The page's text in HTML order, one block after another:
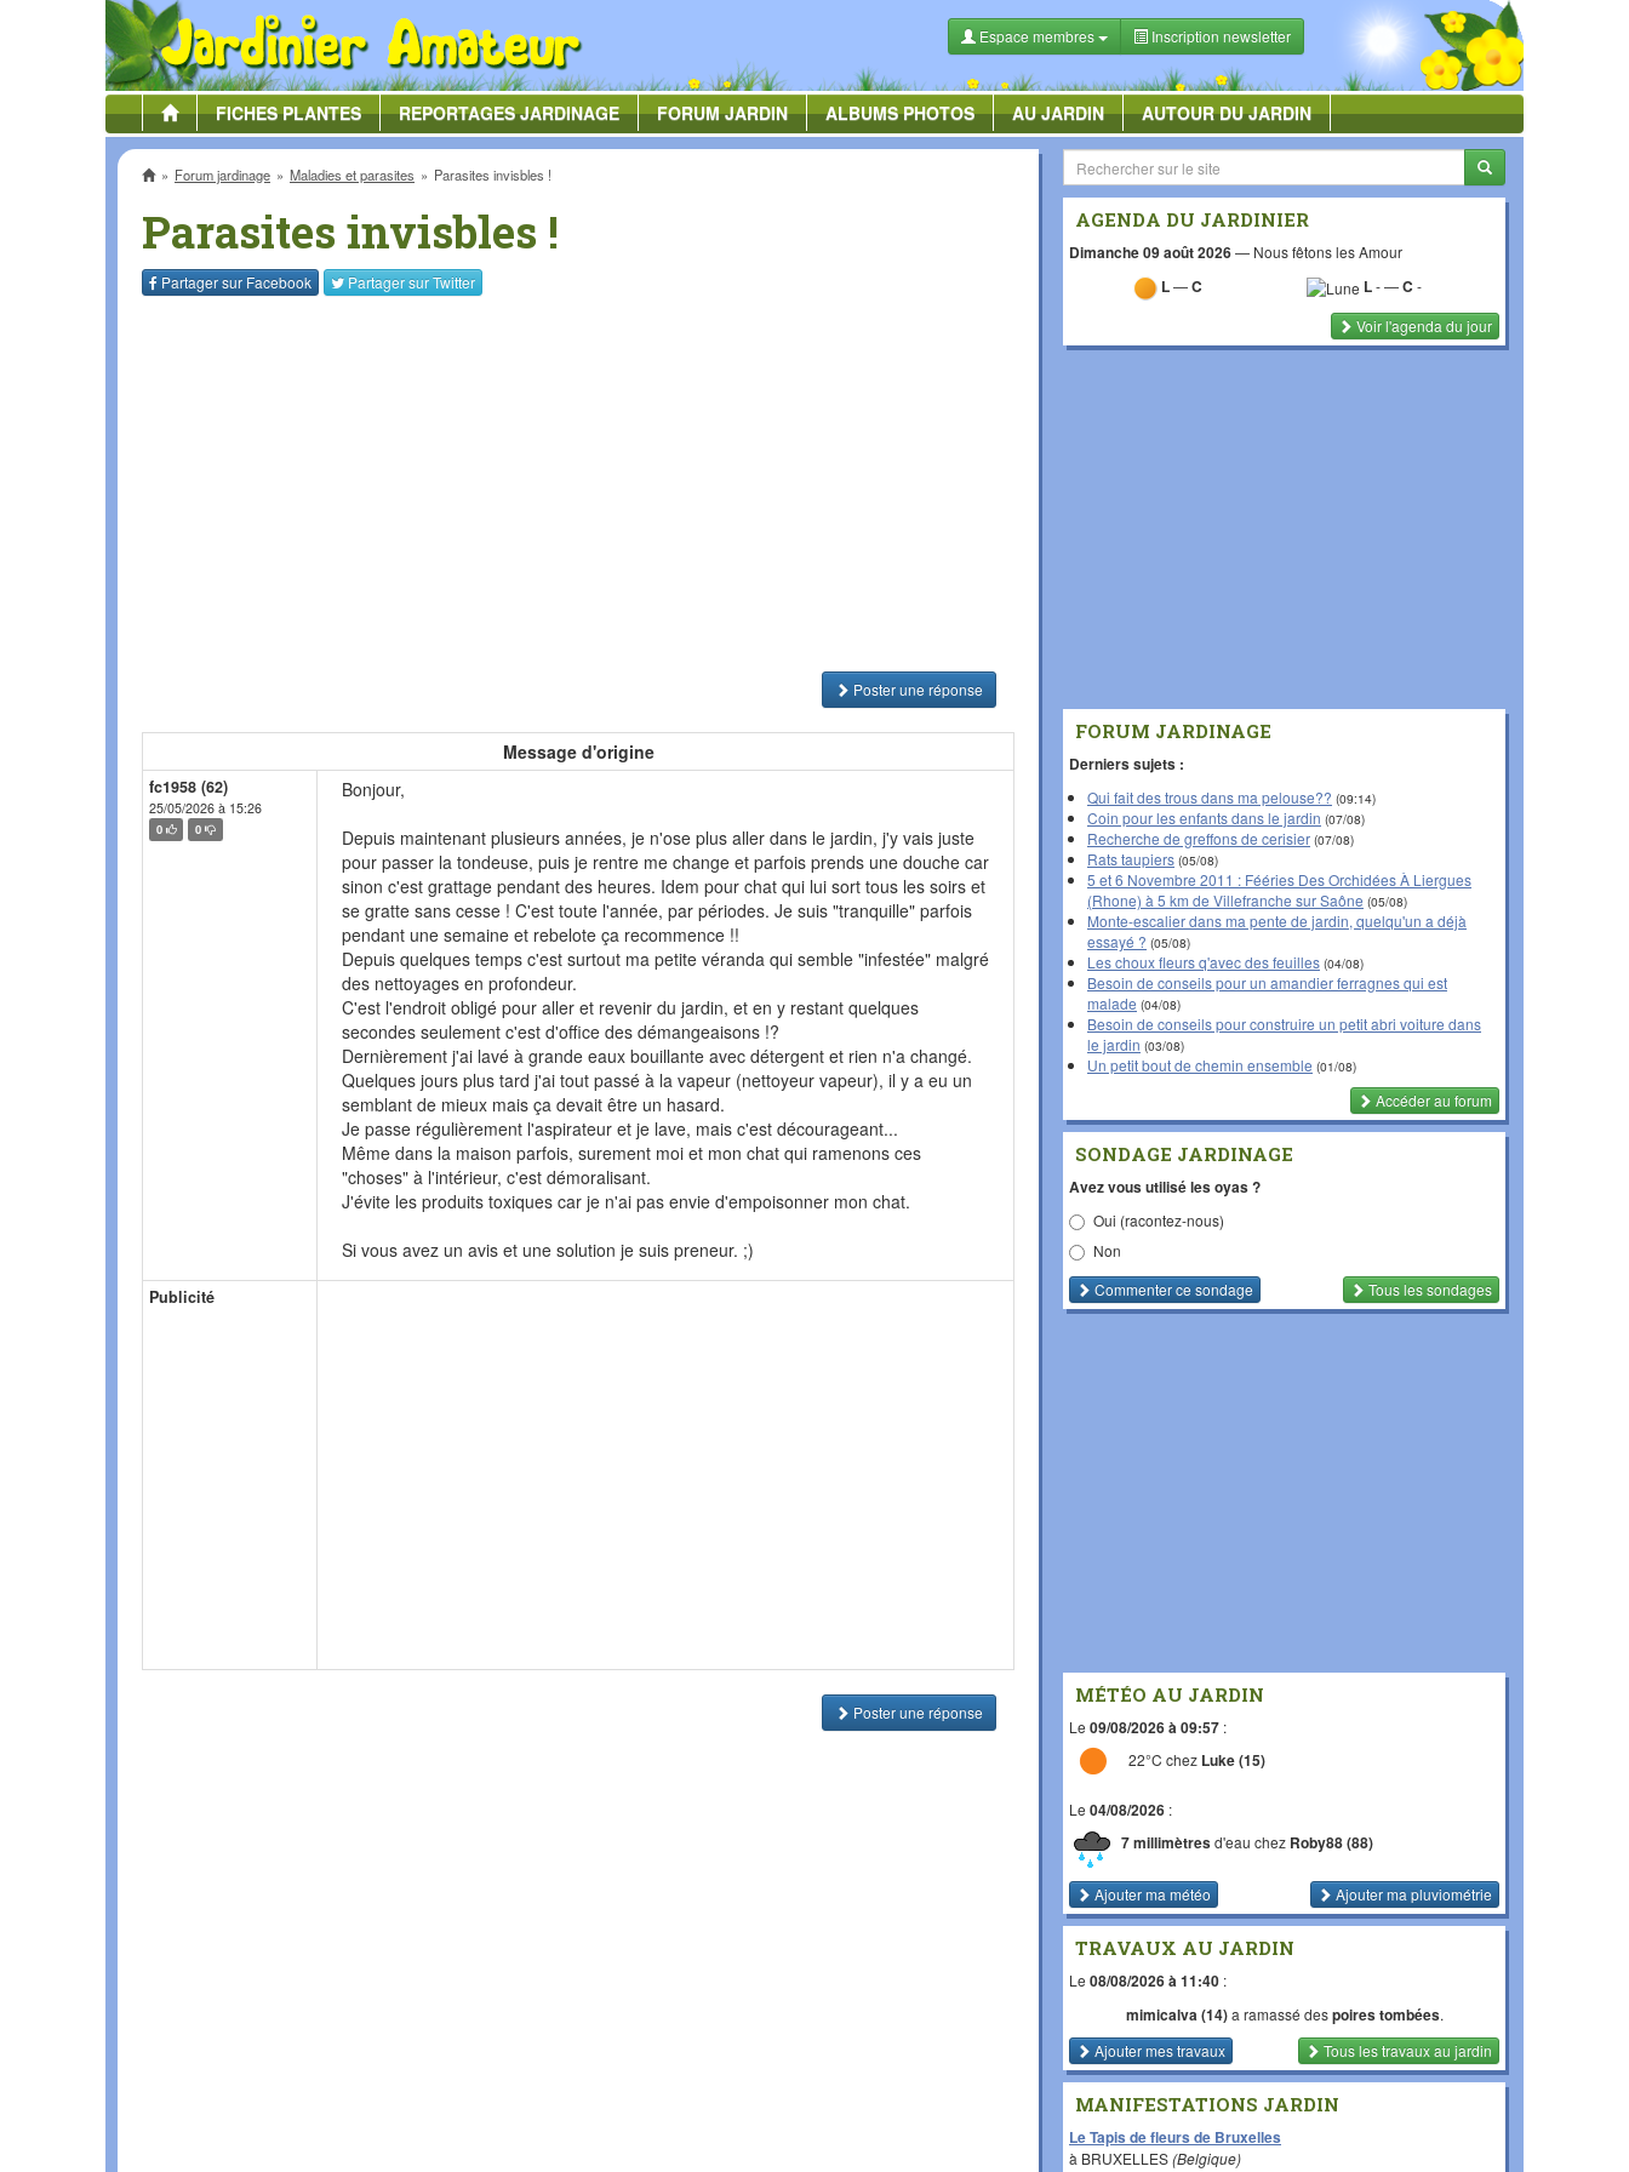
Espace membres Inscription newsletter
FICHESPLANTES REPORTAGESJARDINAGE FORUMJARDIN ALBUMSPHOTOS AU JARDIN AUTOUR DU JARDIN
AccueilForum jardinage Maladies et parasites Parasites invisbles !
Parasites invisbles !
Partager sur Facebook Partager surTwitter
Poster une réponse
Message d'origine
fc1958 (62)
25/05/2026 à 15:26
0 0
Bonjour,
Depuis maintenant plusieurs années, je n'ose plus aller dans le jardin, j'y vais juste
pour passer la tondeuse, puis je rentre me change et parfois prends une douche car
sinon c'est grattage pendant des heures. Idem pour chat qui lui sort tous les soirs et
se gratte sans cesse ! C'est toute l'année, par périodes. Je suis "tranquille" parfois
pendant une semaine et rebelote ça recommence !!
Depuis quelques temps c'est surtout ma petite véranda qui semble "infestée" malgré
des nettoyages en profondeur.
C'est l'endroit obligé pour aller et revenir du jardin, et en y restant quelques
secondes seulement c'est d'office des démangeaisons !?
Dernièrement j'ai lavé à grande eaux bouillante avec détergent et rien n'a changé.
Quelques jours plus tard j'ai tout passé à la vapeur (nettoyeur vapeur), il y a eu un
semblant de mieux mais ça devait être un hasard.
Je passe régulièrement l'aspirateur et je lave, mais c'est décourageant...
Même dans la maison parfois, surement moi et mon chat qui ramenons ces
"choses" à l'intérieur, c'est démoralisant.
J'évite les produits toxiques car je n'ai pas envie d'empoisonner mon chat.
Si vous avez un avis et une solution je suis preneur. ;)
Publicité
Poster une réponse
AGENDA DU JARDINIER
Dimanche 09 août 2026— Nous fêtons les Amour
L—C L-—C-
Voir l'agenda du jour
FORUM JARDINAGE
Derniers sujets :
Qui fait des trous dans ma pelouse?? (09:14)
Coin pour les enfants dans le jardin (07/08)
Recherche de greffons de cerisier (07/08)
Rats taupiers (05/08)
5 et 6 Novembre 2011 : Fééries Des Orchidées À Liergues
(Rhone) à 5 km de Villefranche sur Saône (05/08)
Monte-escalier dans ma pente de jardin, quelqu'un a déjà
essayé ? (05/08)
Les choux fleurs q'avec des feuilles (04/08)
Besoin de conseils pour un amandier ferragnes qui est
malade (04/08)
Besoin de conseils pour construire un petit abri voiture dans
le jardin (03/08)
Un petit bout de chemin ensemble (01/08)
Accéder au forum
SONDAGE JARDINAGE
Avez vous utilisé les oyas ?
Oui (racontez-nous)
Non
Commenterce sondage Tous les sondages
MÉTÉO AU JARDIN
Le 09/08/2026 à 09:57 :
22°C chez Luke (15)
Le 04/08/2026 :
7 millimètresd'eau chez Roby88 (88)
Ajouter ma météo Ajouter ma pluviométrie
TRAVAUX AU JARDIN
Le 08/08/2026 à 11:40 :
mimicalva (14)a ramassé despoires tombées.
Ajouter mes travaux
Tous les travauxau jardin
MANIFESTATIONS JARDIN
Le Tapis de fleurs de Bruxelles
à BRUXELLES(Belgique)